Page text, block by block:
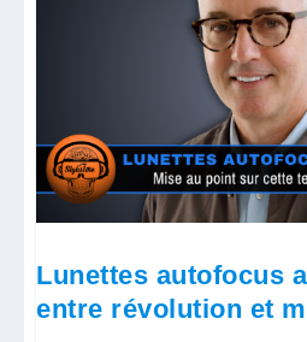
Lunettes autofocus
entre révolution et